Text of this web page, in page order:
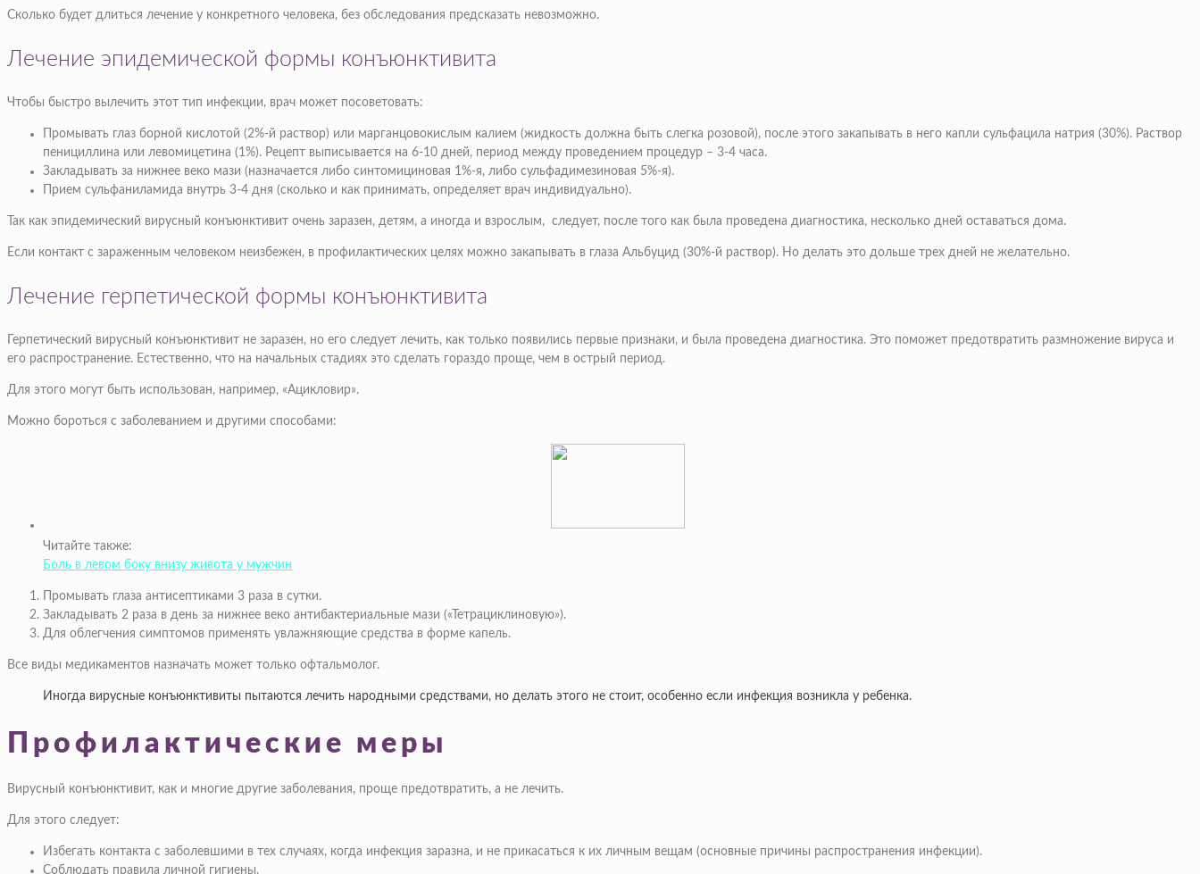
Сколько будет длиться лечение у конкретного человека, без обследования предсказать невозможно.
Лечение эпидемической формы конъюнктивита
Чтобы быстро вылечить этот тип инфекции, врач может посоветовать:
Промывать глаз борной кислотой (2%-й раствор) или марганцовокислым калием (жидкость должна быть слегка розовой), после этого закапывать в него капли сульфацила натрия (30%). Раствор
пенициллина или левомицетина (1%). Рецепт выписывается на 6-10 дней, период между проведением процедур – 3-4 часа.
Закладывать за нижнее веко мази (назначается либо синтомициновая 1%-я, либо сульфадимезиновая 5%-я).
Прием сульфаниламида внутрь 3-4 дня (сколько и как принимать, определяет врач индивидуально).
Так как эпидемический вирусный конъюнктивит очень заразен, детям, а иногда и взрослым, следует, после того как была проведена диагностика, несколько дней оставаться дома.
Если контакт с зараженным человеком неизбежен, в профилактических целях можно закапывать в глаза Альбуцид (30%-й раствор). Но делать это дольше трех дней не желательно.
Лечение герпетической формы конъюнктивита
Герпетический вирусный конъюнктивит не заразен, но его следует лечить, как только появились первые признаки, и была проведена диагностика. Это поможет предотвратить размножение вируса и
его распространение. Естественно, что на начальных стадиях это сделать гораздо проще, чем в острый период.
Для этого могут быть использован, например, «Ацикловир».
Можно бороться с заболеванием и другими способами:
Читайте также:
Боль в левом боку внизу живота у мужчин
Промывать глаза антисептиками 3 раза в сутки.
Закладывать 2 раза в день за нижнее веко антибактериальные мази («Тетрациклиновую»).
Для облегчения симптомов применять увлажняющие средства в форме капель.
Все виды медикаментов назначать может только офтальмолог.
Иногда вирусные конъюнктивиты пытаются лечить народными средствами, но делать этого не стоит, особенно если инфекция возникла у ребенка.
Профилактические меры
Вирусный конъюнктивит, как и многие другие заболевания, проще предотвратить, а не лечить.
Для этого следует:
Избегать контакта с заболевшими в тех случаях, когда инфекция заразна, и не прикасаться к их личным вещам (основные причины распространения инфекции).
Соблюдать правила личной гигиены.